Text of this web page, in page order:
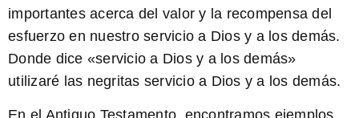
importantes acerca del valor y la recompensa del
esfuerzo en nuestro servicio a Dios y a los demás.
Donde dice «servicio a Dios y a los demás»
utilizaré las negritas servicio a Dios y a los demás.
En el Antiguo Testamento, encontramos ejemplos